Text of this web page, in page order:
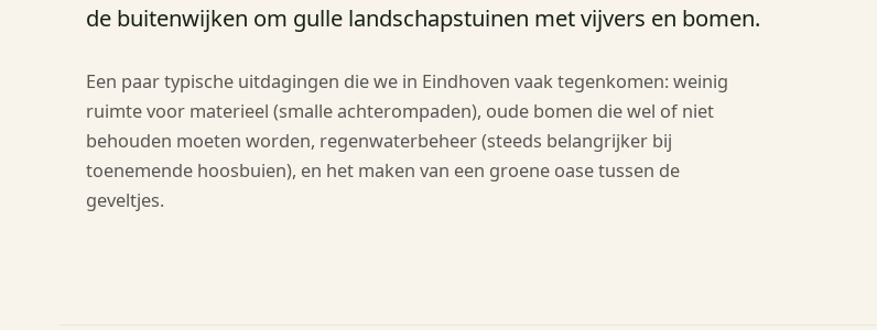
de buitenwijken om gulle landschapstuinen met vijvers en bomen.
Een paar typische uitdagingen die we in Eindhoven vaak tegenkomen: weinig
ruimte voor materieel (smalle achterompaden), oude bomen die wel of niet
behouden moeten worden, regenwaterbeheer (steeds belangrijker bij
toenemende hoosbuien), en het maken van een groene oase tussen de
geveltjes.